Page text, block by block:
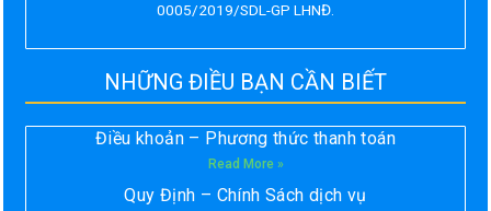
0005/2019/SDL-GP LHNĐ.
NHỮNG ĐIỀU BẠN CẦN BIẾT
Điều khoản – Phương thức thanh toán
Read More »
Quy Định – Chính Sách dịch vụ